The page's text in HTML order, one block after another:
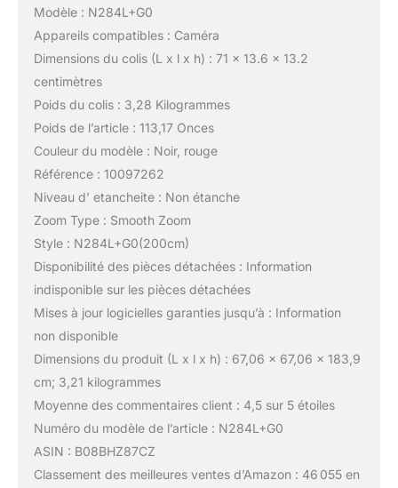
Modèle : N284L+G0
Appareils compatibles : Caméra
Dimensions du colis (L x l x h) : 71 x 13.6 x 13.2
centimètres
Poids du colis : 3,28 Kilogrammes
Poids de l’article : 113,17 Onces
Couleur du modèle : Noir, rouge
Référence : 10097262
Niveau d’ etancheite : Non étanche
Zoom Type : Smooth Zoom
Style : N284L+G0(200cm)
Disponibilité des pièces détachées : Information
indisponible sur les pièces détachées
Mises à jour logicielles garanties jusqu’à : Information
non disponible
Dimensions du produit (L x l x h) : 67,06 x 67,06 x 183,9
cm; 3,21 kilogrammes
Moyenne des commentaires client : 4,5 sur 5 étoiles
Numéro du modèle de l’article : N284L+G0
ASIN : B08BHZ87CZ
Classement des meilleures ventes d’Amazon : 46 055 en